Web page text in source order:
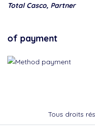
Total Casco, Partner
of payment
Tous droits